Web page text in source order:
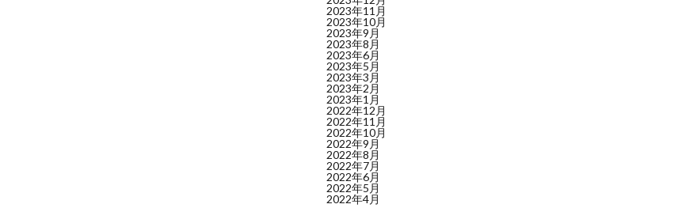
2023年11月
2023年10月
2023年9月
2023年8月
2023年6月
2023年5月
2023年3月
2023年2月
2023年1月
2022年12月
2022年11月
2022年10月
2022年9月
2022年8月
2022年7月
2022年6月
2022年5月
2022年4月